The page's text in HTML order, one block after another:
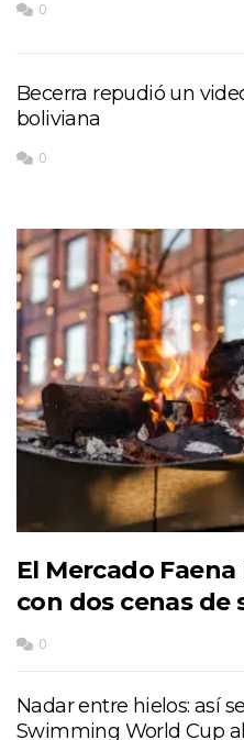
0
Becerra repudió un
boliviana
0
El Mercado
con dos cenas de
0
Nadar entre hielos: así
Swimming World Cup